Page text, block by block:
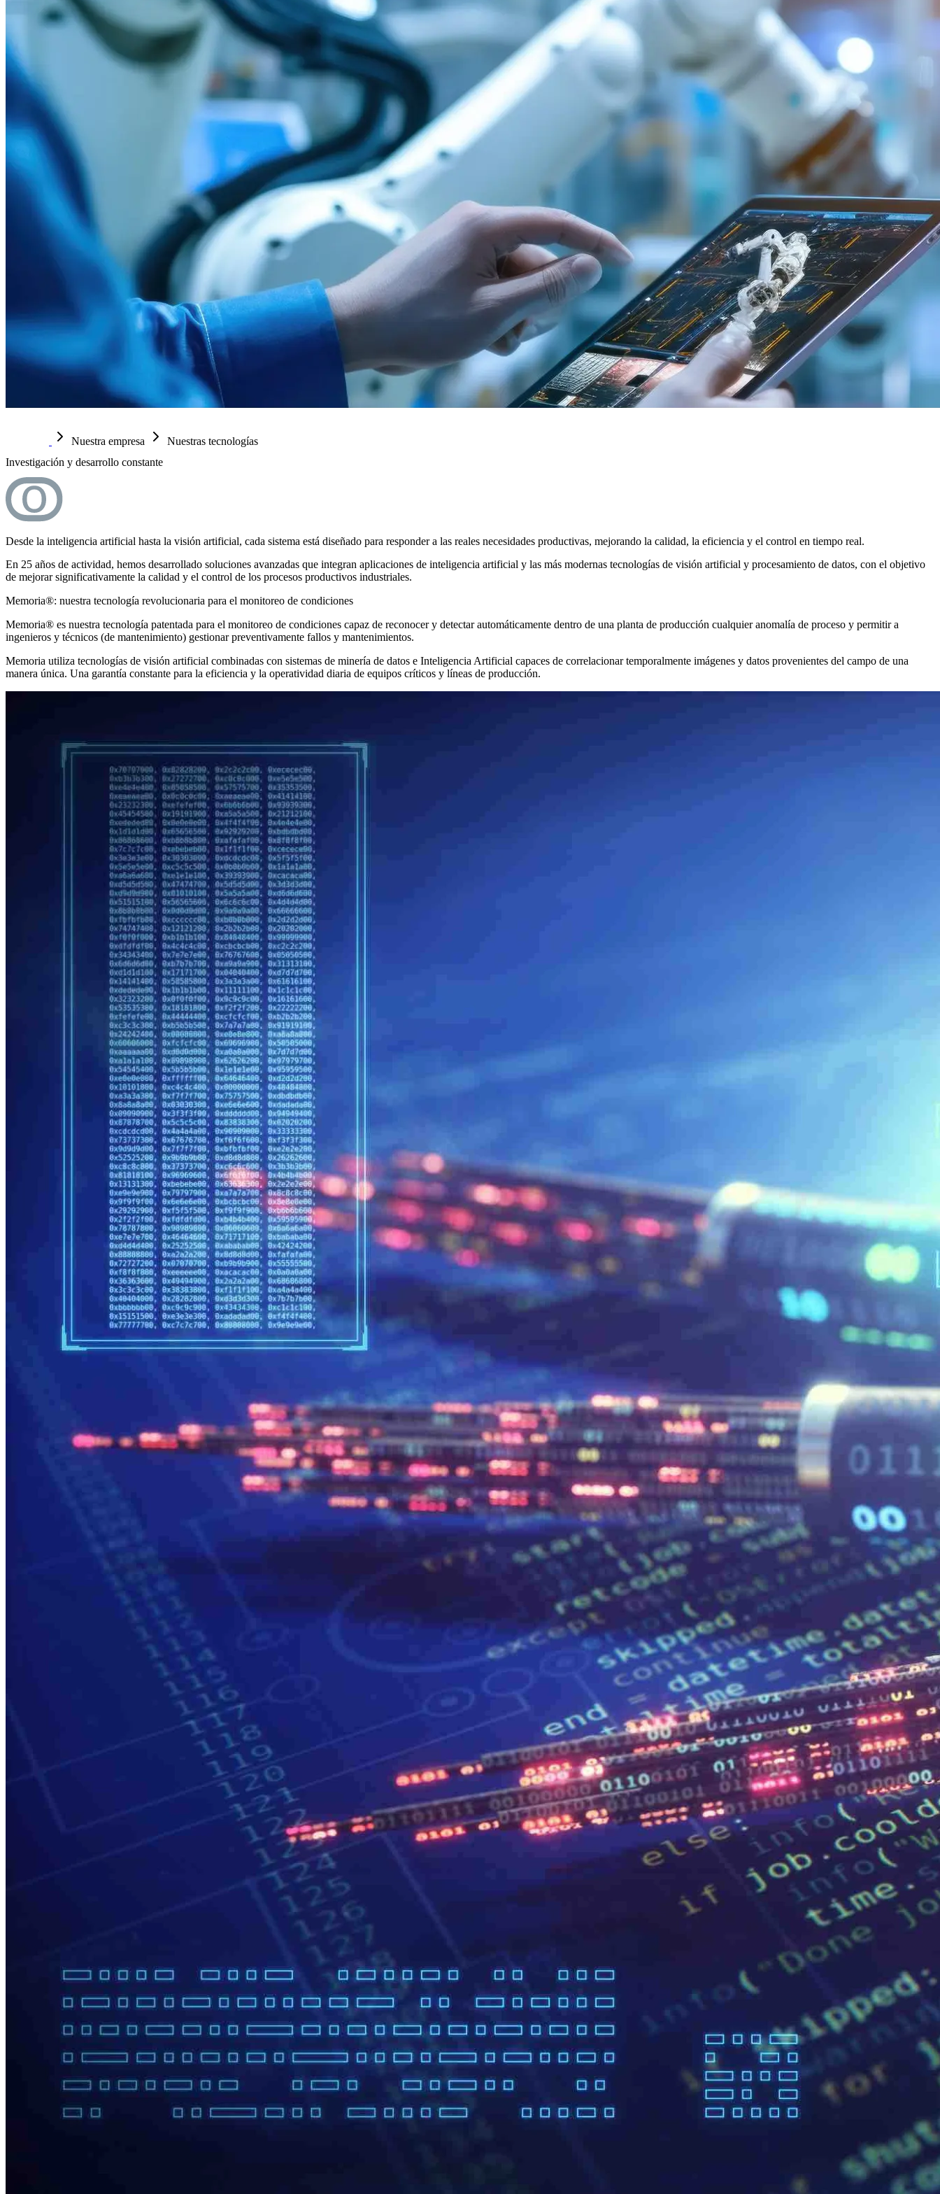
Nuestra empresa
Nuestras tecnologías
Investigación y desarrollo constante
Desde la inteligencia artificial hasta la visión artificial, cada sistema está diseñado para responder a las reales necesidades productivas, mejorando la calidad, la eficiencia y el control en tiempo real.
En 25 años de actividad, hemos desarrollado soluciones avanzadas que integran aplicaciones de inteligencia artificial y las más modernas tecnologías de visión artificial y procesamiento de datos, con el objetivo
de mejorar significativamente la calidad y el control de los procesos productivos industriales.
Memoria®: nuestra tecnología revolucionaria para el monitoreo de condiciones
Memoria® es nuestra tecnología patentada para el monitoreo de condiciones capaz de reconocer y detectar automáticamente dentro de una planta de producción cualquier anomalía de proceso y permitir a
ingenieros y técnicos (de mantenimiento) gestionar preventivamente fallos y mantenimientos.
Memoria utiliza tecnologías de visión artificial combinadas con sistemas de minería de datos e Inteligencia Artificial capaces de correlacionar temporalmente imágenes y datos provenientes del campo de una
manera única. Una garantía constante para la eficiencia y la operatividad diaria de equipos críticos y líneas de producción.